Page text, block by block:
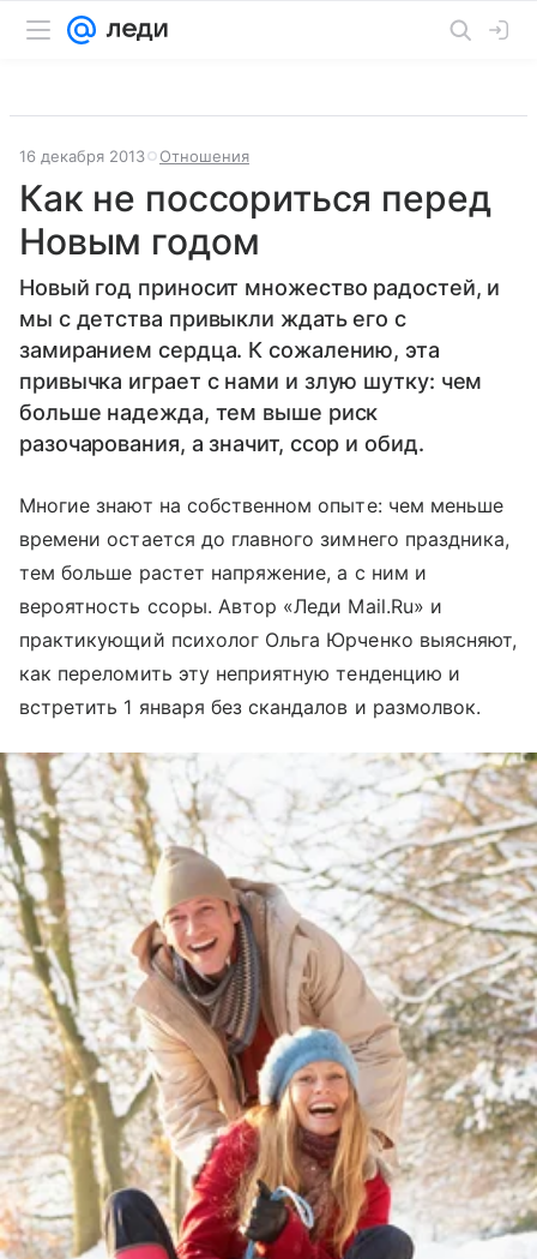
16 декабря 2013 Отношения
Как не поссориться перед
Новым годом
Новый год приносит множество радостей, и
мы с детства привыкли ждать его с
замиранием сердца. К сожалению, эта
привычка играет с нами и злую шутку: чем
больше надежда, тем выше риск
разочарования, а значит, ссор и обид.
Многие знают на собственном опыте: чем меньше
времени остается до главного зимнего праздника,
тем больше растет напряжение, а с ним и
вероятность ссоры. Автор «Леди Mail.Ru» и
практикующий психолог Ольга Юрченко выясняют,
как переломить эту неприятную тенденцию и
встретить 1 января без скандалов и размолвок.